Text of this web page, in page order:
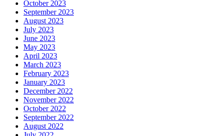
October 2023
September 2023
August 2023
July 2023
June 2023
May 2023
April 2023
March 2023
February 2023
January 2023
December 2022
November 2022
October 2022
September 2022
August 2022